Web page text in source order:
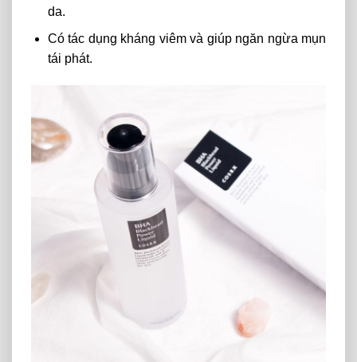
da.
Có tác dụng kháng viêm và giúp ngăn ngừa mụn
tái phát.